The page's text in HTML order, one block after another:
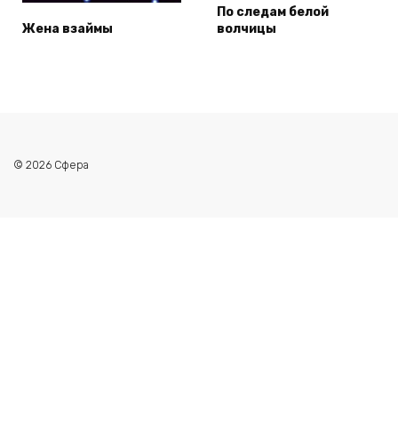
Жена взаймы
По следам белой
волчицы
© 2026 Сфера